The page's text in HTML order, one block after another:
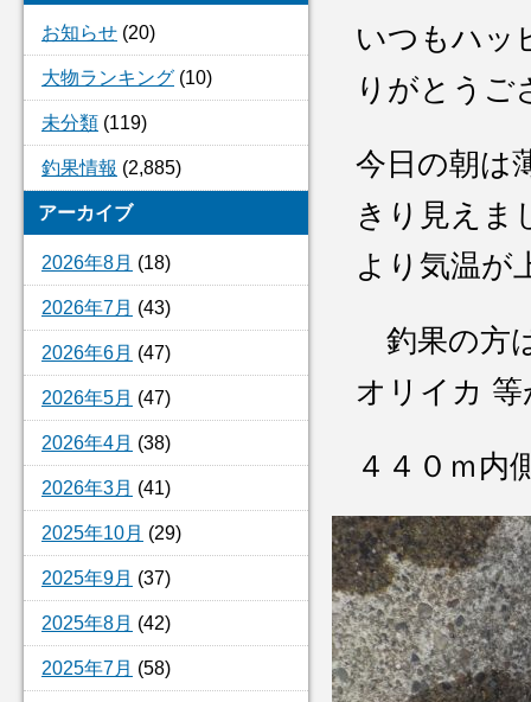
お知らせ (20)
大物ランキング (10)
未分類 (119)
釣果情報 (2,885)
アーカイブ
2026年8月 (18)
2026年7月 (43)
2026年6月 (47)
2026年5月 (47)
2026年4月 (38)
2026年3月 (41)
2025年10月 (29)
2025年9月 (37)
2025年8月 (42)
2025年7月 (58)
いつもハッ
りがとうご
今日の朝は
きり見えま
より気温が
釣果の方
オリイカ
４４０ｍ